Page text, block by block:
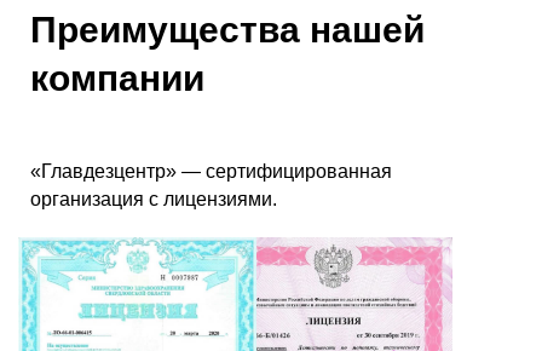
Преимущества нашей
компании
«Главдезцентр» — сертифицированная
организация с лицензиями.